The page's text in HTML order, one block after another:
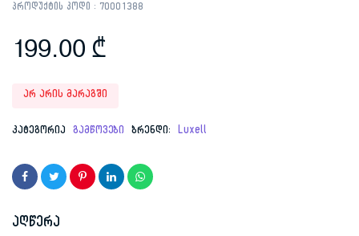
პროდუქტის კოდი : 70001388
199.00 ₾
არ არის მარაგში
კატეგორია გამწოვები ბრენდი: Luxell
აღწერა